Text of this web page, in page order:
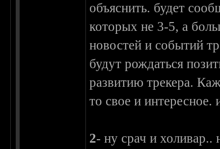
объяснить. будет
которых не 3-5, а
новостей и событий
будут рождаться
развитию трекера.
то свое и интересное.
2- ну срач и холивар..